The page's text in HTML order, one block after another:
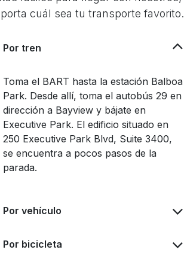
cuál sea tu transporte favorito.
Por tren
Toma el BART hasta la estación Balboa
Park. Desde allí, toma el autobús 29 en
dirección a Bayview y bájate en
Executive Park. El edificio situado en
250 Executive Park Blvd, Suite 3400,
se encuentra a pocos pasos de la
parada.
Por vehículo
Por bicicleta